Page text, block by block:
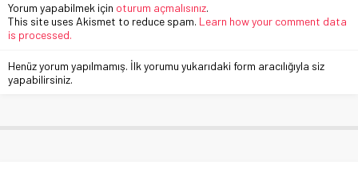
Yorum yapabilmek için oturum açmalısınız.
This site uses Akismet to reduce spam. Learn how your comment data
is processed.
Henüz yorum yapılmamış. İlk yorumu yukarıdaki form aracılığıyla siz
yapabilirsiniz.